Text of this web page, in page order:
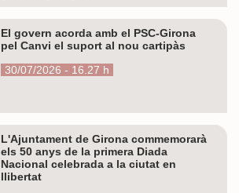
El govern acorda amb el PSC-Girona
pel Canvi el suport al nou cartipàs
30/07/2026 - 16.27 h
L'Ajuntament de Girona commemorarà
els 50 anys de la primera Diada
Nacional celebrada a la ciutat en
llibertat